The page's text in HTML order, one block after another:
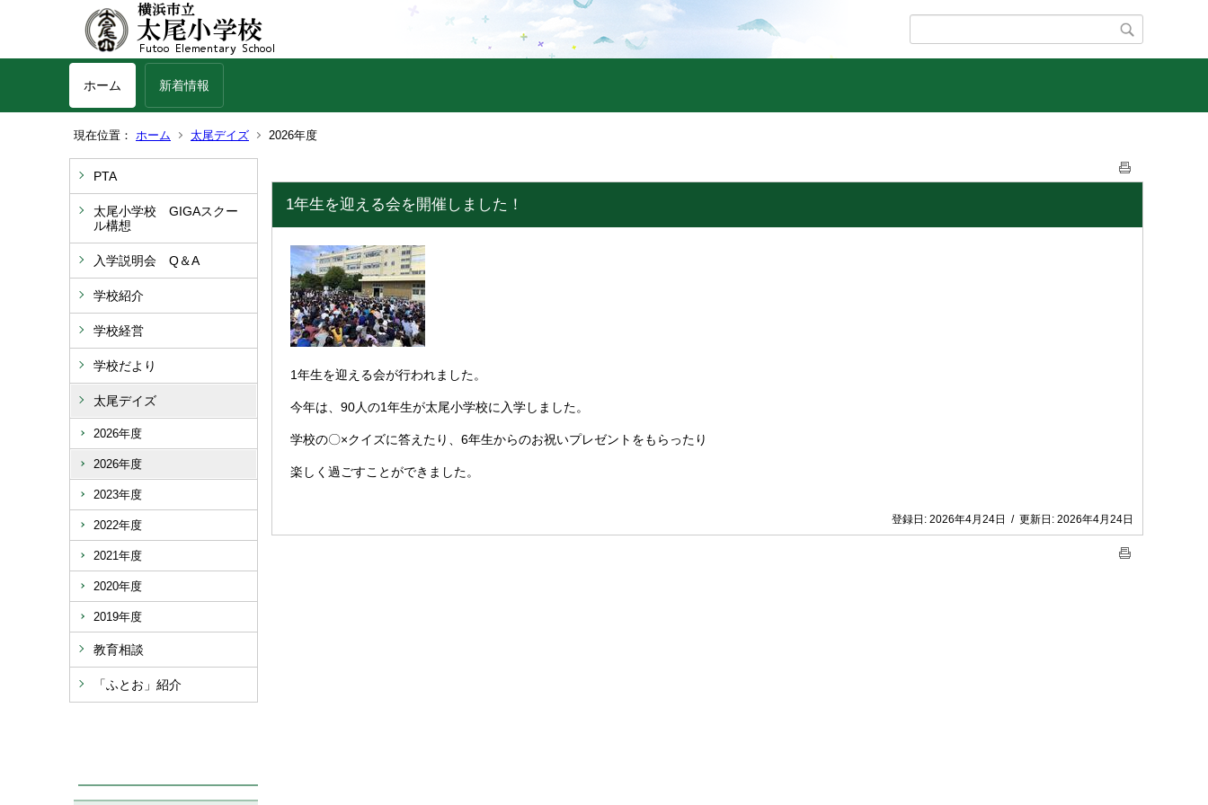
ホーム 新着情報
現在位置： ホーム 太尾デイズ 2026年度
PTA
太尾小学校 GIGAスクー
ル構想
入学説明会 Q＆A
学校紹介
学校経営
学校だより
太尾デイズ
2026年度
2026年度
2023年度
2022年度
2021年度
2020年度
2019年度
教育相談
「ふとお」紹介
1年生を迎える会を開催しました！
1年生を迎える会が行われました。
今年は、90人の1年生が太尾小学校に入学しました。
学校の〇×クイズに答えたり、6年生からのお祝いプレゼントをもらったり
楽しく過ごすことができました。
登録日: 2026年4月24日 / 更新日: 2026年4月24日